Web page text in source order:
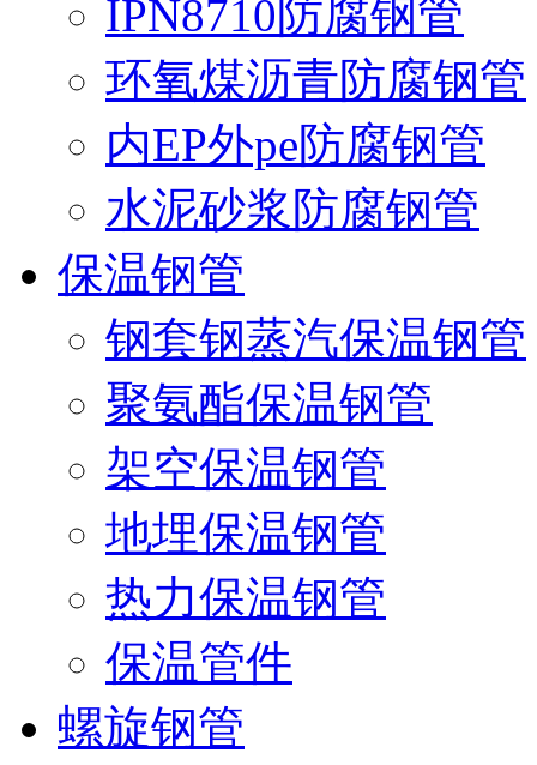
IPN8710防腐钢管
环氧煤沥青防腐钢管
内EP外pe防腐钢管
水泥砂浆防腐钢管
保温钢管
钢套钢蒸汽保温钢管
聚氨酯保温钢管
架空保温钢管
地埋保温钢管
热力保温钢管
保温管件
螺旋钢管